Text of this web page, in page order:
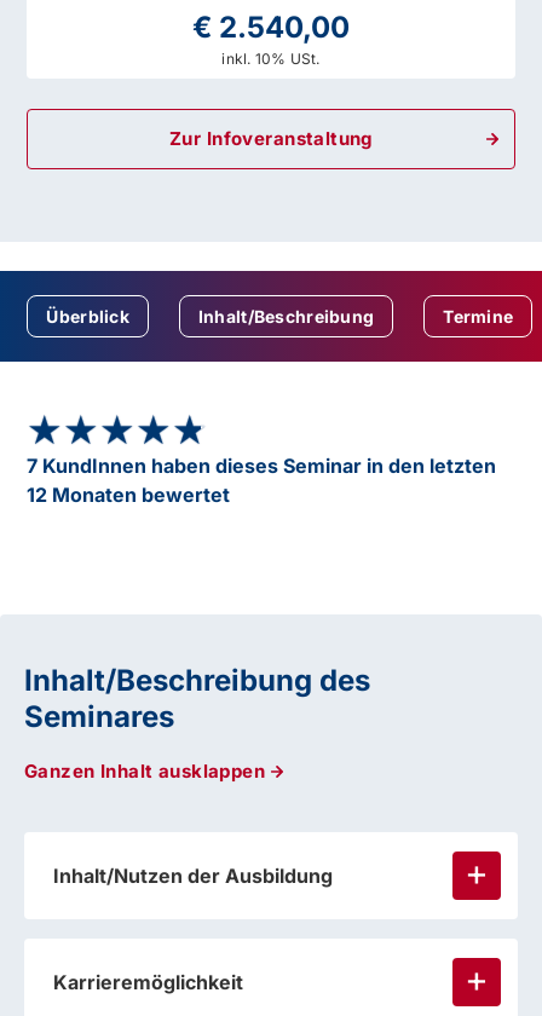
€ 2.540,00
inkl. 10% USt.
Zur Infoveranstaltung
Überblick Inhalt/Beschreibung Termine
★★★★★
★★★★★
7 KundInnen haben dieses Seminar in den letzten
12 Monaten bewertet
Inhalt/Beschreibung des
Seminares
Ganzen Inhalt ausklappen
Inhalt/Nutzen der Ausbildung
Karrieremöglichkeit